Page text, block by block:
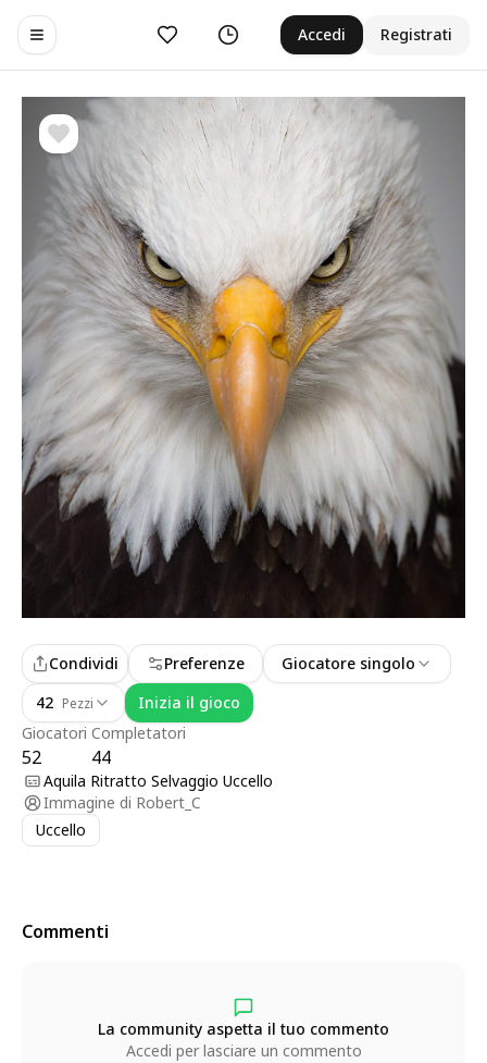
Toggle navigation menu
Preferiti Cronologia Accedi Registrati
Giocatori
52
Completatori
44
Condividi Preferenze
Giocatore singolo
42 Pezzi Inizia il gioco
Aquila Ritratto Selvaggio Uccello
Immagine di Robert_C
Uccello
Commenti
La community aspetta il tuo commento
Accedi per lasciare un commento